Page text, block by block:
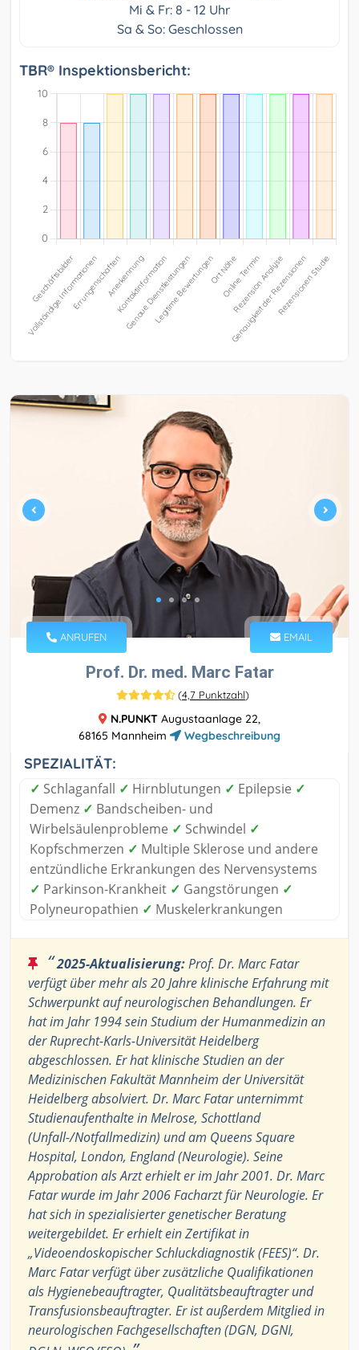
Mi & Fr: 8 - 12 Uhr
Sa & So: Geschlossen
TBR® Inspektionsbericht:
ANRUFEN EMAIL
Prof. Dr. med. Marc Fatar
(4,7 Punktzahl)
N.PUNKT Augustaanlage 22,
68165 Mannheim
Wegbeschreibung
SPEZIALITÄT:
✓ Schlaganfall ✓ Hirnblutungen ✓ Epilepsie ✓
Demenz ✓ Bandscheiben- und
Wirbelsäulenprobleme ✓ Schwindel ✓
Kopfschmerzen ✓ Multiple Sklerose und andere
entzündliche Erkrankungen des Nervensystems
✓ Parkinson-Krankheit ✓ Gangstörungen ✓
Polyneuropathien ✓ Muskelerkrankungen
“2025-Aktualisierung:Prof. Dr. Marc Fatar
verfügt über mehr als 20 Jahre klinische Erfahrung mit
Schwerpunkt auf neurologischen Behandlungen. Er
hat im Jahr 1994 sein Studium der Humanmedizin an
der Ruprecht-Karls-Universität Heidelberg
abgeschlossen. Er hat klinische Studien an der
Medizinischen Fakultät Mannheim der Universität
Heidelberg absolviert. Dr. Marc Fatar unternimmt
Studienaufenthalte in Melrose, Schottland
(Unfall-/Notfallmedizin) und am Queens Square
Hospital, London, England (Neurologie). Seine
Approbation als Arzt erhielt er im Jahr 2001. Dr. Marc
Fatar wurde im Jahr 2006 Facharzt für Neurologie. Er
hat sich in spezialisierter genetischer Beratung
weitergebildet. Er erhielt ein Zertifikat in
„Videoendoskopischer Schluckdiagnostik (FEES)“. Dr.
Marc Fatar verfügt über zusätzliche Qualifikationen
als Hygienebeauftragter, Qualitätsbeauftragter und
Transfusionsbeauftragter. Er ist außerdem Mitglied in
neurologischen Fachgesellschaften (DGN, DGNI,